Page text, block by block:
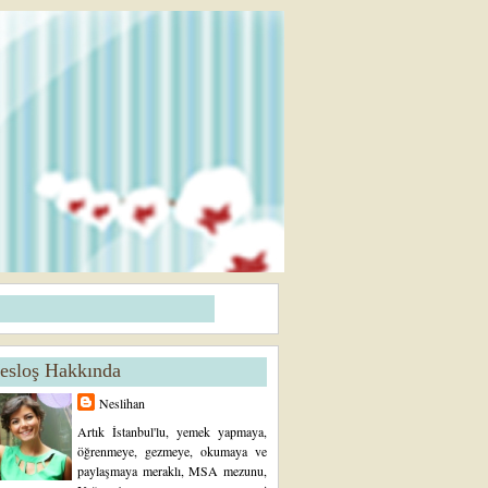
Hakkında
Neslihan
Artık İstanbul'lu, yemek yapmaya,
öğrenmeye, gezmeye, okumaya ve
paylaşmaya meraklı, MSA mezunu,